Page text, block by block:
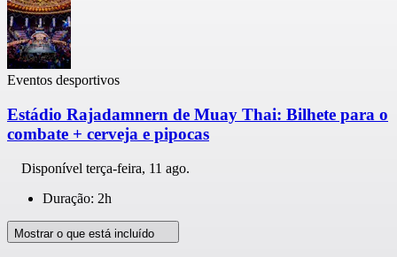
Eventos desportivos
Estádio Rajadamnern de Muay Thai: Bilhete para o
combate + cerveja e pipocas
Disponível terça-feira, 11 ago.
Duração: 2h
Mostrar o que está incluído